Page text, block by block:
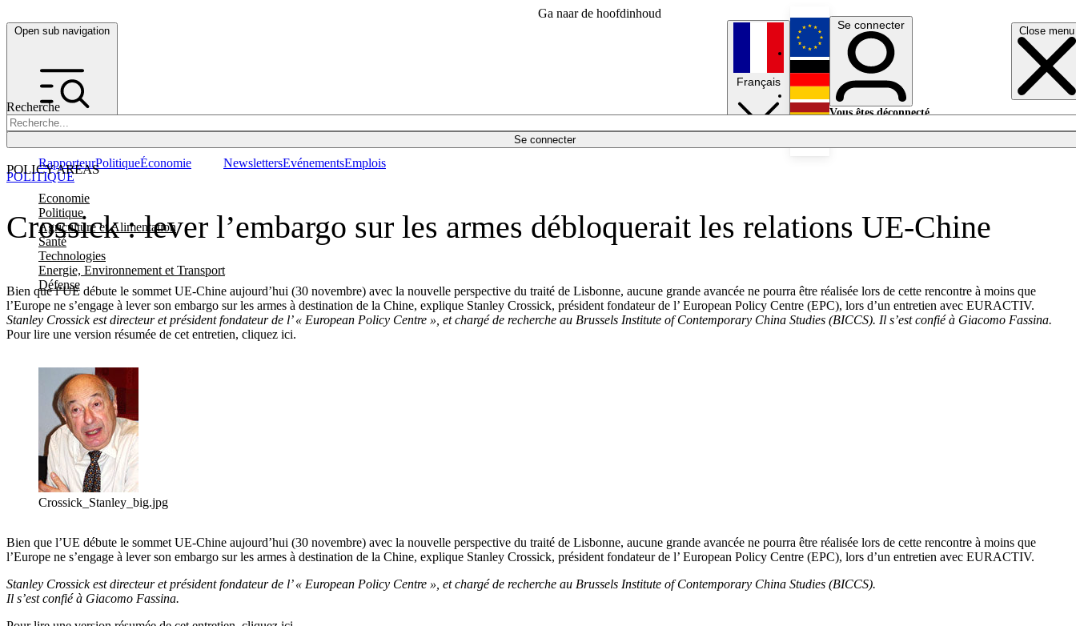
Ga naar de hoofdinhoud
Open sub navigation Close menu
Recherche
Se connecter
POLICY AREAS
Economie
Politique
Agriculture et Alimentation
Santé
Technologies
Energie, Environnement et Transport
Défense
RapporteurPolitiqueÉconomie NewslettersEvénementsEmplois
Français
English
Deutsch
Se connecter
Vous êtes déconnecté.
Crossick : lever l’embargo sur les armes débloquerait les relations UE-Chine
Bien que l’UE débute le sommet UE-Chine aujourd’hui (30 novembre) avec la nouvelle perspective du traité de Lisbonne, aucune grande avancée ne pourra être réalisée lors de cette rencontre à moins que
l’Europe ne s’engage à lever son embargo sur les armes à destination de la Chine, explique Stanley Crossick, président fondateur de l’ European Policy Centre (EPC), lors d’un entretien avec EURACTIV.
Stanley Crossick est directeur et président fondateur de l’ « European Policy Centre », et chargé de recherche au Brussels Institute of Contemporary China Studies (BICCS). Il s’est confié à Giacomo Fassina.
Pour lire une version résumée de cet entretien, cliquez ici.
POLITIQUE
Crossick_Stanley_big.jpg
Bien que l’UE débute le sommet UE-Chine aujourd’hui (30 novembre) avec la nouvelle perspective du traité de Lisbonne, aucune grande avancée ne pourra être réalisée lors de cette rencontre à moins que
l’Europe ne s’engage à lever son embargo sur les armes à destination de la Chine, explique Stanley Crossick, président fondateur de l’ European Policy Centre (EPC), lors d’un entretien avec EURACTIV.
Stanley Crossick est directeur et président fondateur de l’ « European Policy Centre », et chargé de recherche au Brussels Institute of Contemporary China Studies (BICCS).
Il s’est confié à Giacomo Fassina.